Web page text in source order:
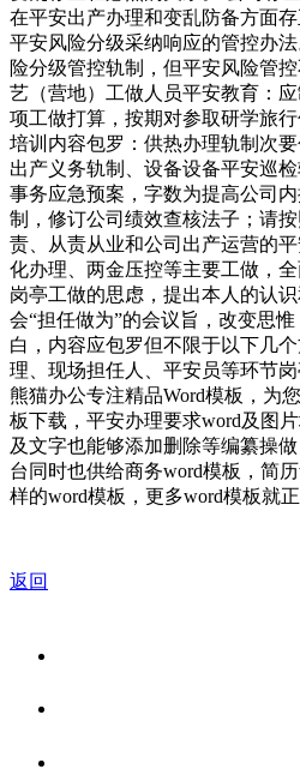
在平安出产办理和变乱防备方面
平安风险分级采纳响应的管控办
险分级管控轨制，但平安风险管
艺（营地）工做人员平安教育：
项工做打算，按期对参取研学旅
培训内容包罗：供热办理轨制次
出产义务轨制、设备设备平安巡
事务应急预案，字数为提高公司
制，修订公司绩效查核法子；请
责、从责从业和公司出产运营的
化办理、两金压控等主要工做，
岗亭工做的思虑，提出本人的认
会“担任做为”的会议旨，改变思
白，内容应包罗但不限于以下几
理、现场担任人、平安员等环节
熊猫办公专注精品Word模板，为
板下载，平安办理要求word及图
及文字也能够添加删除等编纂操
台同时也供给商务word模板，简
样的word模板，更多word模板就正
返回